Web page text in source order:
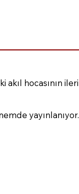
hocasının ileri
yayınlanıyor.